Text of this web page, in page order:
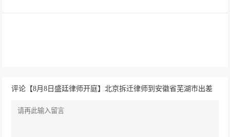
评论【8月8日盛廷律师开庭】北京拆迁律师到安徽省芜湖市出差
办案 案由：行政补偿